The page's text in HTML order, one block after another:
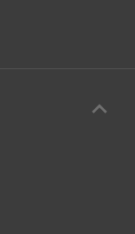
keyboard_arrow_up